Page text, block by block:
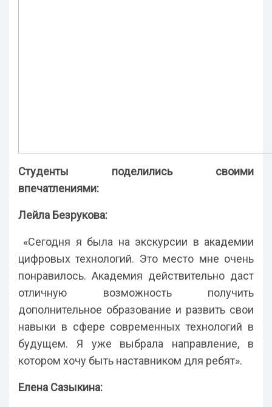
Студенты поделились своими
впечатлениями:
Лейла Безрукова:
«Сегодня я была на экскурсии в академии
цифровых технологий. Это место мне очень
понравилось. Академия действительно даст
отличную возможность получить
дополнительное образование и развить свои
навыки в сфере современных технологий в
будущем. Я уже выбрала направление, в
котором хочу быть наставником для ребят».
Елена Сазыкина: